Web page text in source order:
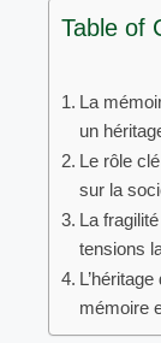
Table of
La
un
Le rôle
sur la
La
tensions
mémoire